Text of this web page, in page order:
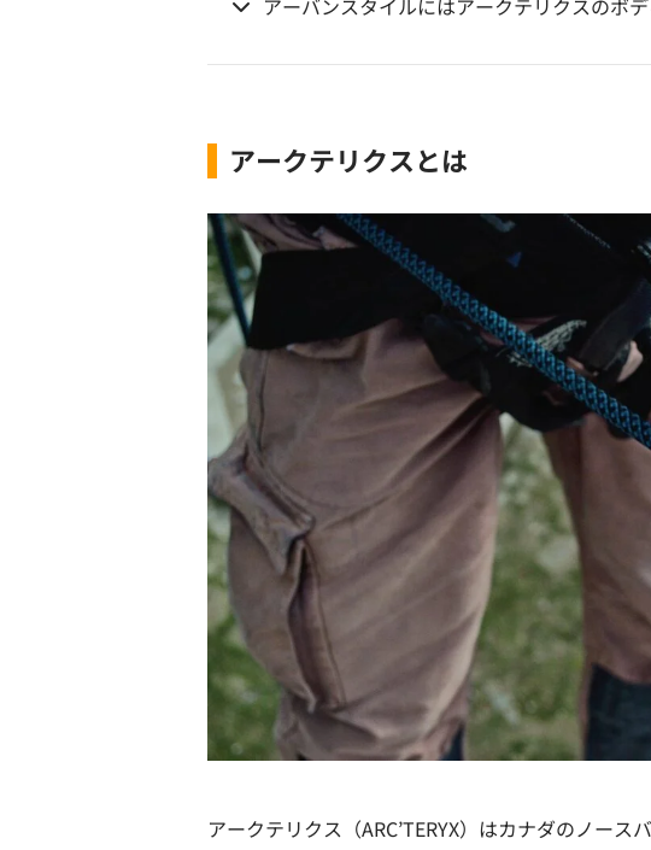
アーバンスタイルにはアークテリクスのボ
アークテリクスとは
アークテリクス（ARC’TERYX）はカナダのノー